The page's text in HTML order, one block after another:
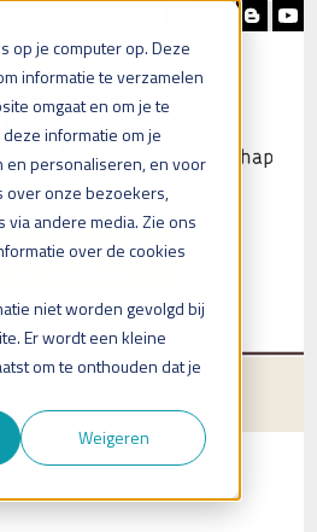
op je computer op. Deze
informatie te verzamelen
omgaat en om je te
informatie om je
personaliseren, en voor
over onze bezoekers,
andere media. Zie ons
over de cookies
niet worden gevolgd bij
Er wordt een kleine
om te onthouden dat je
Weigeren
je vragen?